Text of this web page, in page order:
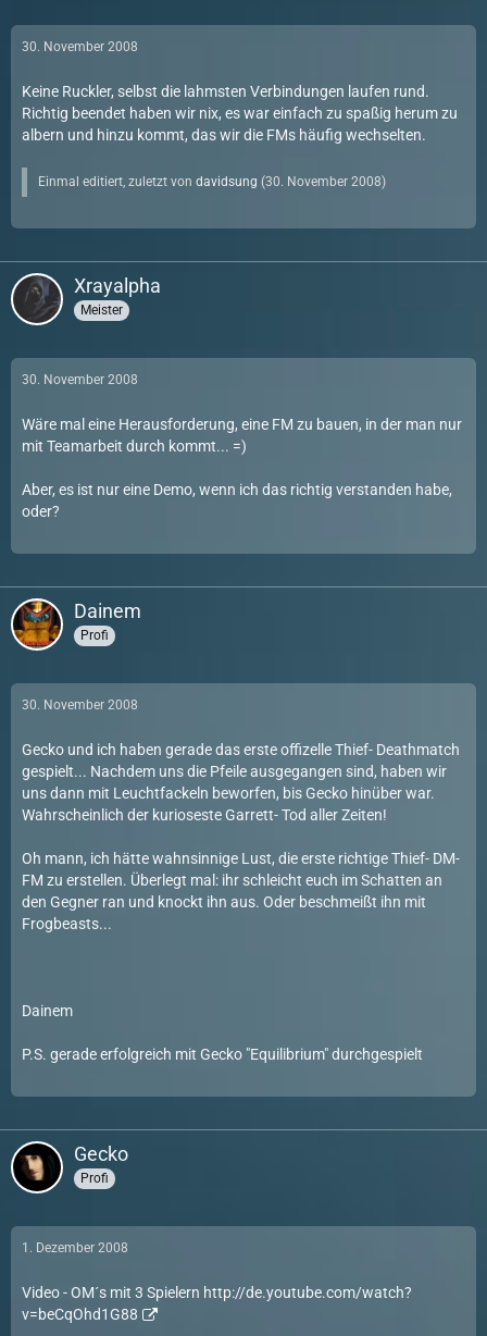
30. November 2008
Keine Ruckler, selbst die lahmsten Verbindungen laufen rund.
Richtig beendet haben wir nix, es war einfach zu spaßig herum zu
albern und hinzu kommt, das wir die FMs häufig wechselten.
Einmal editiert, zuletzt von davidsung (30. November 2008)
Xrayalpha
Meister
30. November 2008
Wäre mal eine Herausforderung, eine FM zu bauen, in der man nur
mit Teamarbeit durch kommt... =)
Aber, es ist nur eine Demo, wenn ich das richtig verstanden habe,
oder?
Dainem
Profi
30. November 2008
Gecko und ich haben gerade das erste offizelle Thief- Deathmatch
gespielt... Nachdem uns die Pfeile ausgegangen sind, haben wir
uns dann mit Leuchtfackeln beworfen, bis Gecko hinüber war.
Wahrscheinlich der kurioseste Garrett- Tod aller Zeiten!
Oh mann, ich hätte wahnsinnige Lust, die erste richtige Thief- DM-
FM zu erstellen. Überlegt mal: ihr schleicht euch im Schatten an
den Gegner ran und knockt ihn aus. Oder beschmeißt ihn mit
Frogbeasts...
Dainem
P.S. gerade erfolgreich mit Gecko "Equilibrium" durchgespielt
Gecko
Profi
1. Dezember 2008
Video - OM´s mit 3 Spielern http://de.youtube.com/watch?
v=beCqOhd1G88